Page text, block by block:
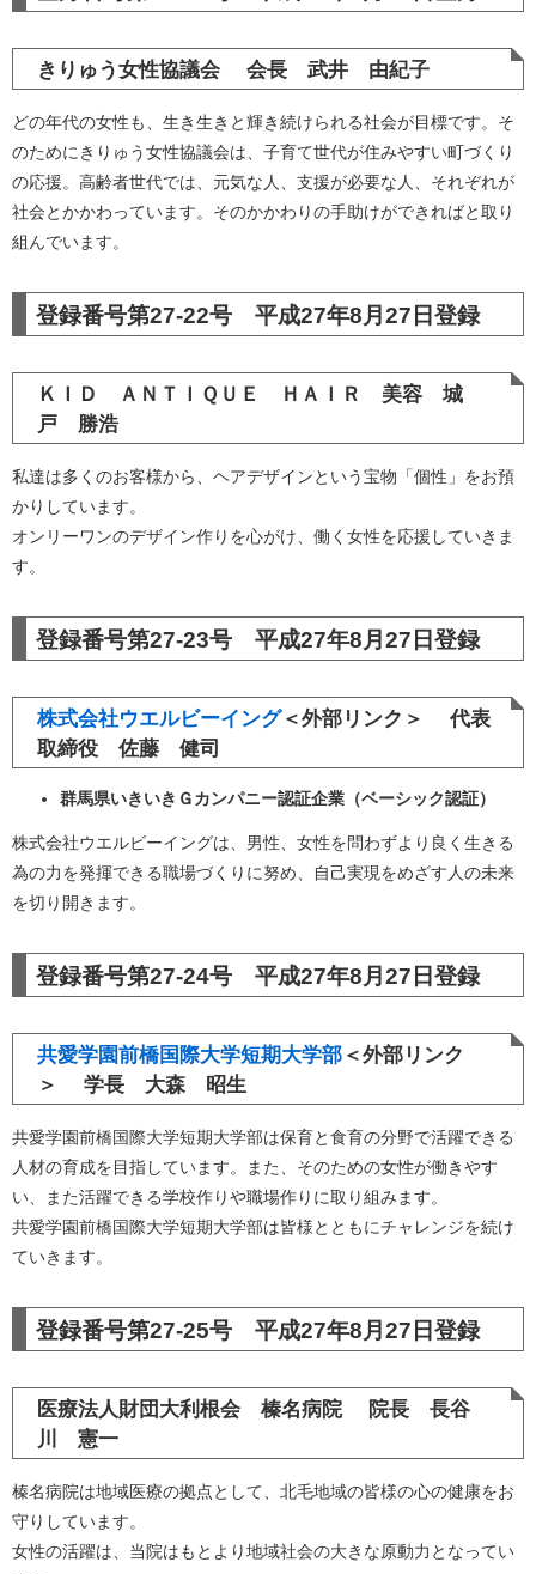
きりゅう女性協議会 会長 武井 由紀子
どの年代の女性も、生き生きと輝き続けられる社会が目標です。そ
のためにきりゅう女性協議会は、子育て世代が住みやすい町づくり
の応援。高齢者世代では、元気な人、支援が必要な人、それぞれが
社会とかかわっています。そのかかわりの手助けができればと取り
組んでいます。
登録番号第27-22号 平成27年8月27日登録
ＫＩＤ ＡＮＴＩＱＵＥ ＨＡＩＲ 美容 城
戸 勝浩
私達は多くのお客様から、ヘアデザインという宝物「個性」をお預
かりしています。
オンリーワンのデザイン作りを心がけ、働く女性を応援していきま
す。
登録番号第27-23号 平成27年8月27日登録
株式会社ウエルビーイング＜外部リンク＞
代表
取締役 佐藤 健司
群馬県いきいきＧカンパニー認証企業（ベーシック認証）
株式会社ウエルビーイングは、男性、女性を問わずより良く生きる
為の力を発揮できる職場づくりに努め、自己実現をめざす人の未来
を切り開きます。
登録番号第27-24号 平成27年8月27日登録
共愛学園前橋国際大学短期大学部 ＜外部リンク
＞
学長 大森 昭生
共愛学園前橋国際大学短期大学部は保育と食育の分野で活躍できる
人材の育成を目指しています。また、そのための女性が働きやす
い、また活躍できる学校作りや職場作りに取り組みます。
共愛学園前橋国際大学短期大学部は皆様とともにチャレンジを続け
ていきます。
登録番号第27-25号 平成27年8月27日登録
医療法人財団大利根会 榛名病院 院長 長谷
川 憲一
榛名病院は地域医療の拠点として、北毛地域の皆様の心の健康をお
守りしています。
女性の活躍は、当院はもとより地域社会の大きな原動力となってい